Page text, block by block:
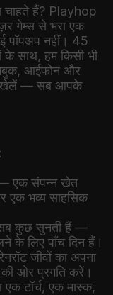
चाहते हैं? Playhop
गेम्स से भरा एक
पॉपअप नहीं। 45
के साथ, हम किसी भी
आईफोन और
खेलें — सब आपके
एक संपन्न खेत
एक भव्य साहसिक
कुछ सुनती हैं —
के लिए पाँच दिन हैं।
जीवों का अपना
ओर प्रगति करें।
टॉर्च, एक मास्क,